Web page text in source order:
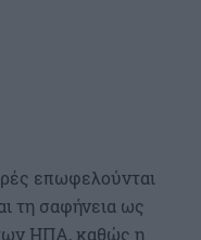
επωφελούνται
τη σαφήνεια ως
ΗΠΑ, καθώς η